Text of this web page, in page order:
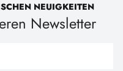
NEUIGKEITEN
Newsletter